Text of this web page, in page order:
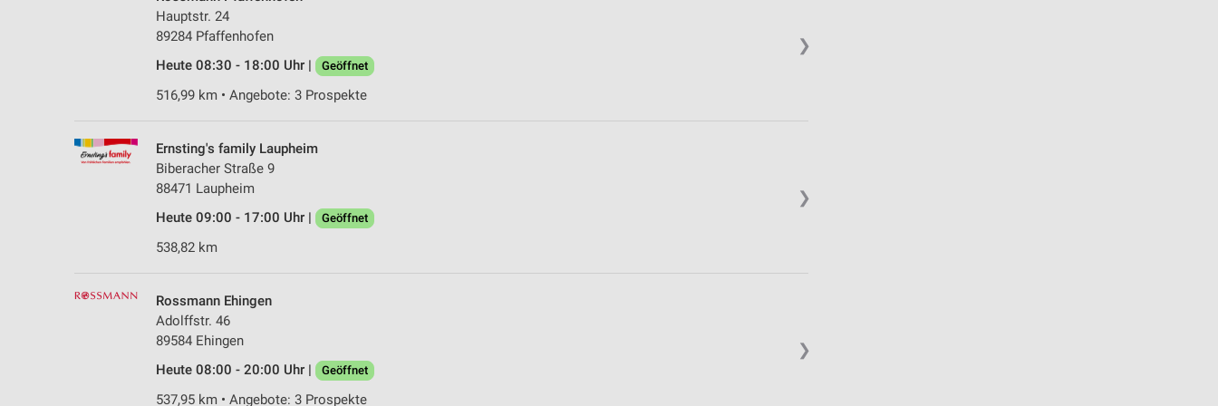
❯
Hauptstr. 24
89284 Pfaffenhofen
Heute 08:30 - 18:00 Uhr |
Geöffnet
516,99 km • Angebote: 3 Prospekte
❯
Ernsting's family Laupheim
Biberacher Straße 9
88471 Laupheim
Heute 09:00 - 17:00 Uhr |
Geöffnet
538,82 km
❯
Rossmann Ehingen
Adolffstr. 46
89584 Ehingen
Heute 08:00 - 20:00 Uhr |
Geöffnet
537,95 km • Angebote: 3 Prospekte